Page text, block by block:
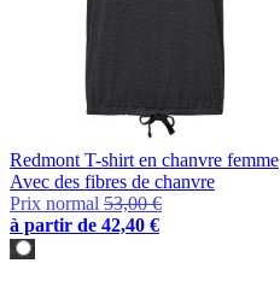
Redmont T-shirt en chanvre femme
Avec des fibres de chanvre
Prix normal 53,00 €
à partir de 42,40 €